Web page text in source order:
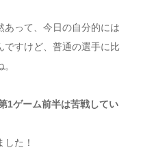
あって、今日の自分的には
ですけど、普通の選手に比
。
1ゲーム前半は苦戦してい
した！